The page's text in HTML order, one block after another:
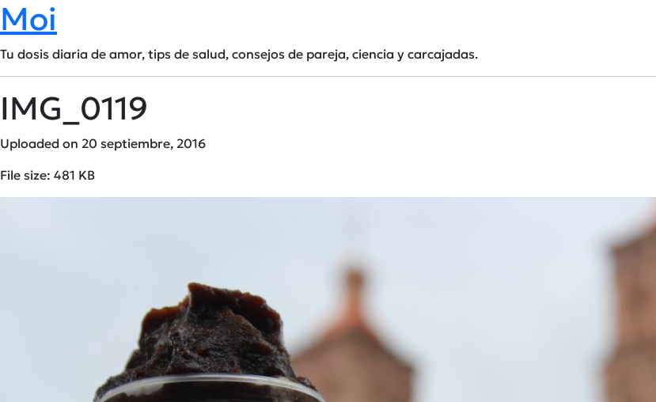
Moi
Tu dosis diaria de amor, tips de salud, consejos de pareja, ciencia y carcajadas.
IMG_0119
Uploaded on 20 septiembre, 2016
File size: 481 KB